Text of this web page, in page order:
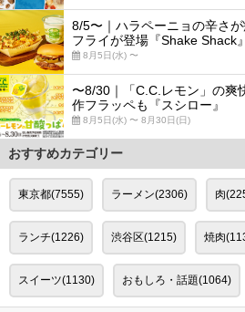
8/5〜｜ハラペーニョの辛さ
フライが登場『Shake Shack』
8月5日(水) 〜
〜8/30｜「C.C.レモン」の爽
作フラッペも『スシロー』
8月5日(水) 〜 8月30日(日)
おすすめカテゴリー
東京都(7555) ラーメン(2306) 肉
ランチ(1226) 渋谷区(1215) 焼肉
スイーツ(1130) おもしろ・話題(1064)